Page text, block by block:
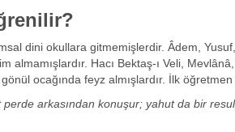
dini okullara gitmemişlerdir. Âdem,
almamışlardır. Hacı Bektaş-ı Veli,
ocağında feyz almışlardır. İlk
arkasından konuşur; yahut da bir